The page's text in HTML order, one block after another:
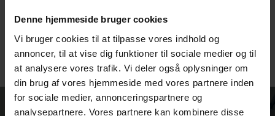
Denne hjemmeside bruger cookies
Vi bruger cookies til at tilpasse vores indhold og
annoncer, til at vise dig funktioner til sociale medier og til
at analysere vores trafik. Vi deler også oplysninger om
din brug af vores hjemmeside med vores partnere inden
for sociale medier, annonceringspartnere og
analysepartnere. Vores partnere kan kombinere disse
AfNicolai Ohlsen
Udgivet:1. juni 2026 kl. 8:43